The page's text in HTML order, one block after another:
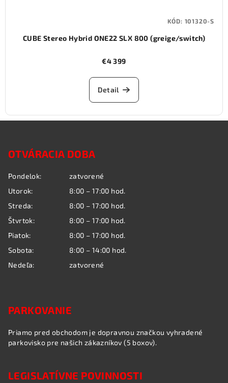
CUBE Stereo Hybrid ONE22 SLX 800 (greige/switch)
€4 399
Detail
KÓD: 101320-S
OTVÁRACIA DOBA
Pondelok:
zatvorené
Utorok:
8:00 – 17:00 hod.
Streda:
8:00 – 17:00 hod.
Štvrtok:
8:00 – 17:00 hod.
Piatok:
8:00 – 17:00 hod.
Sobota:
8:00 – 14:00 hod.
Nedeľa:
zatvorené
PARKOVANIE
Priamo pred obchodom je dopravnou značkou vyhradené
parkovisko pre našich zákazníkov (5 boxov).
LEGISLATÍVNE POVINNOSTI